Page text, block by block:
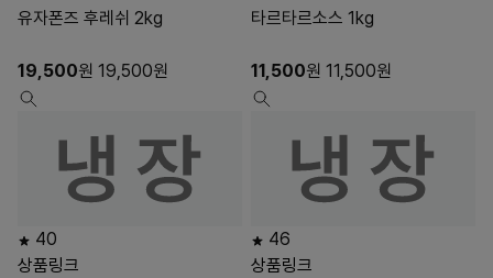
유자폰즈 후레쉬 2kg
19,500원 19,500원
40
상품링크
타르타르소스 1kg
11,500원 11,500원
46
상품링크